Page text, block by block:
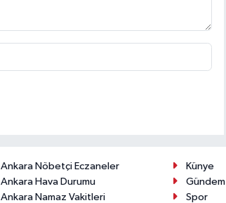
Ankara Nöbetçi Eczaneler
Ankara Hava Durumu
Ankara Namaz Vakitleri
Künye
Gündem
Spor